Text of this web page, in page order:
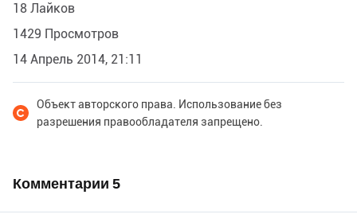
18 Лайков
1429 Просмотров
14 Апрель 2014, 21:11
Объект авторского права. Использование без
разрешения правообладателя запрещено.
Комментарии 5